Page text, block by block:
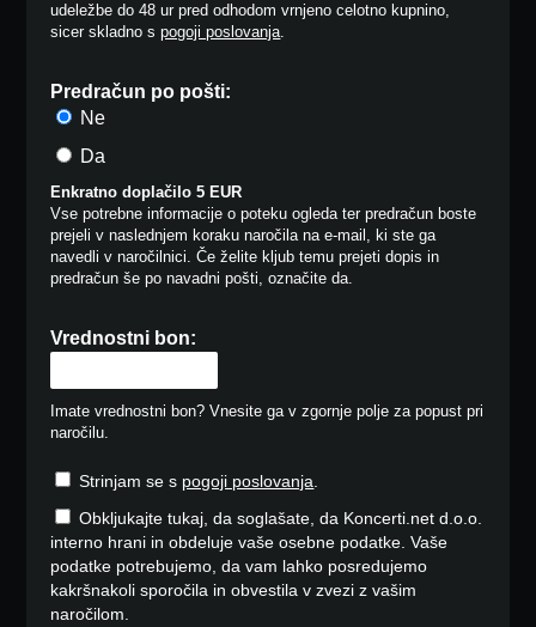
udeležbe do 48 ur pred odhodom vrnjeno celotno kupnino,
sicer skladno spogoji poslovanja.
Predračun po pošti:
Ne
Da
Enkratno doplačilo 5 EUR
Vse potrebne informacije o poteku ogleda ter predračun boste
prejeli v naslednjem koraku naročila na e-mail, ki ste ga
navedli v naročilnici. Če želite kljub temu prejeti dopis in
predračun še po navadni pošti, označite da.
Vrednostni bon:
Imate vrednostni bon? Vnesite ga v zgornje polje za popust pri
naročilu.
Strinjam se s pogoji poslovanja.
Obkljukajte tukaj, da soglašate, da Koncerti.net d.o.o.
interno hrani in obdeluje vaše osebne podatke. Vaše
podatke potrebujemo, da vam lahko posredujemo
kakršnakoli sporočila in obvestila v zvezi z vašim
naročilom.